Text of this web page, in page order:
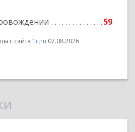
59
с сайта 1c.ru 07.08.2026